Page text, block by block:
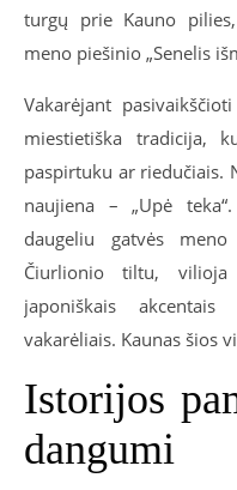
turgų prie Kauno
meno piešinio „Senelis
Vakarėjant
miestietiška tradicija,
paspirtuku ar riedučiais.
naujiena – „Upė
daugeliu gatvės
Čiurlionio tiltu,
japoniškais
vakarėliais. Kaunas šios
Istorijos
dangumi